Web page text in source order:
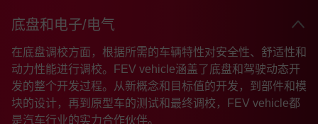
底盘和电子/电气
在底盘调校方面，根据所需的车辆特性对安全性、舒适性和
动力性能进行调校。FEV vehicle涵盖了底盘和驾驶动态开
发的整个开发过程。从新概念和目标值的开发，到部件和模
块的设计，再到原型车的测试和最终调校，FEV vehicle都
是汽车行业的实力合作伙伴。